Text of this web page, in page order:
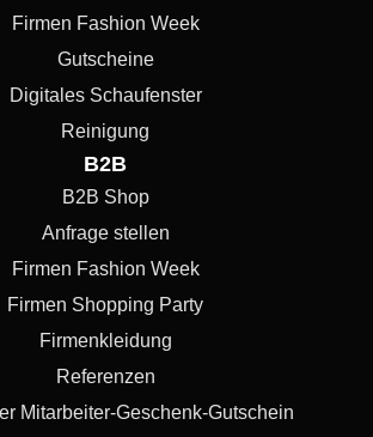
Firmen Fashion Week
Gutscheine
Digitales Schaufenster
Reinigung
B2B
B2B Shop
Anfrage stellen
Firmen Fashion Week
Firmen Shopping Party
Firmenkleidung
Referenzen
Mitarbeiter-Geschenk-Gutschein